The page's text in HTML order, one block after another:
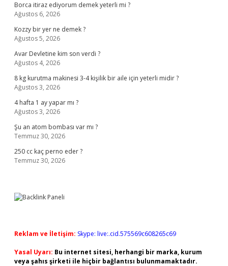
Borca itiraz ediyorum demek yeterli mi ?
Ağustos 6, 2026
Kozzy bir yer ne demek ?
Ağustos 5, 2026
Avar Devletine kim son verdi ?
Ağustos 4, 2026
8 kg kurutma makinesi 3-4 kişilik bir aile için yeterli midir ?
Ağustos 3, 2026
4 hafta 1 ay yapar mı ?
Ağustos 3, 2026
Şu an atom bombası var mı ?
Temmuz 30, 2026
250 cc kaç perno eder ?
Temmuz 30, 2026
Reklam ve İletişim: Skype: live:.cid.575569c608265c69
Yasal Uyarı: Bu internet sitesi, herhangi bir marka, kurum
veya şahıs şirketi ile hiçbir bağlantısı bulunmamaktadır.